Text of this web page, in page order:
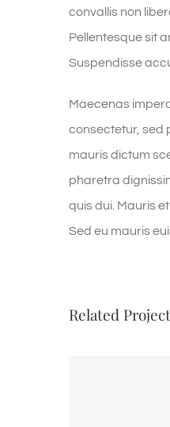
convallis non
Pellentesque sit
Suspendisse
Maecenas
consectetur, sed
mauris dictum
pharetra
quis dui. Mauris
Sed eu mauris
Related